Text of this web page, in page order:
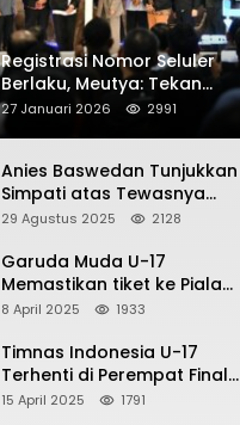
Registrasi Nomor Seluler
Berlaku, Meutya: Tekan
Penipuan Online
27 Januari 2026 2991
Anies Baswedan Tunjukkan
Simpati atas Tewasnya
Pengemudi Ojol dalam Aksi
29 Agustus 2025 2128
Garuda Muda U-17
Memastikan tiket ke Piala
Dunia Setelah Mencetak
Yaman 4-1 di Piala Asia 2025
8 April 2025 1933
Timnas Indonesia U-17
Terhenti di Perempat Final
Piala Asia 2025: Terkecoh
15 April 2025 1791